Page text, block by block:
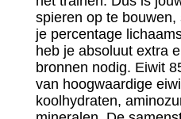
spieren op te
je percentage
heb je absoluut extra
bronnen nodig. Eiwit
van hoogwaardige
koolhydraten,